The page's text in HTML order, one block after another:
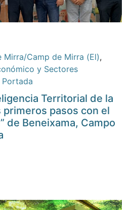
Mirra/Camp de Mirra (El),
y Sectores
Portada
Territorial de la
primeros pasos con el
de Beneixama, Campo